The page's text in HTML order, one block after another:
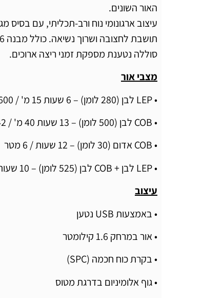
האור השונים.
עיצוב ארגונומי נוח ורב-תכליתי, עם בסיס
סוללה נטענת מספקת זמני ריצה ארוכים.
מצבי אור
• LEP לבן (280 לומן) – 6 שעות 15 מ' / 1600 מטר
• COB לבן (500 לומן) – 13 שעות 40 מ' / 42 מטר
• COB אדום (30 לומן) – 12 שעות / 6 מטר
• LEP לבן + COB לבן (525 לומן) – 10 שעות 16 מ' / 1496 מטר
עיצוב
• באמצעות USB נטען
• אור במרחק 1.6 קילומטר
• בקרת כוח חכמה (SPC)
• גוף אלומיניום בדרגת מטוס